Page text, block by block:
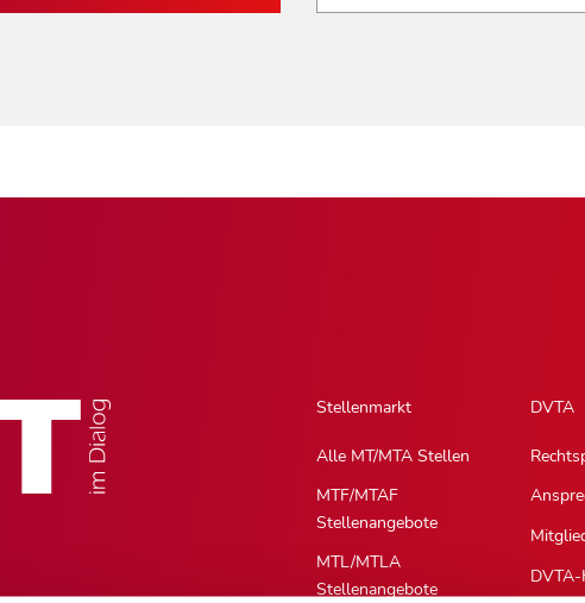
Stellenmarkt
Alle MT/MTA Stellen
MTF/MTAF
Stellenangebote
MTL/MTLA
Stellenangebote
DVTA